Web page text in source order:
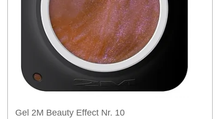
Gel 2M Beauty Effect Nr. 10